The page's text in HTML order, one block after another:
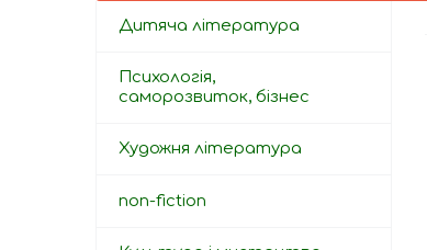
Дитяча література
Психологія,
саморозвиток, бізнес
Художня література
non-fiction